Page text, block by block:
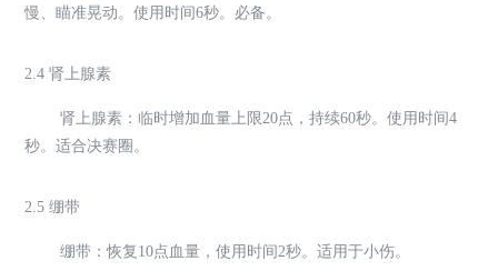
慢、瞄准晃动。使用时间6秒。必备。
2.4 肾上腺素
肾上腺素：临时增加血量上限20点，持续60秒。使用时间4
秒。适合决赛圈。
2.5 绷带
绷带：恢复10点血量，使用时间2秒。适用于小伤。